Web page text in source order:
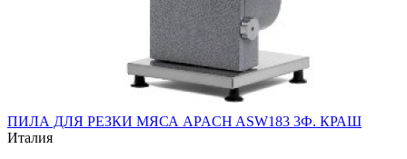
ПИЛА ДЛЯ РЕЗКИ МЯСА APACH ASW183 3Ф. КРАШ
Италия